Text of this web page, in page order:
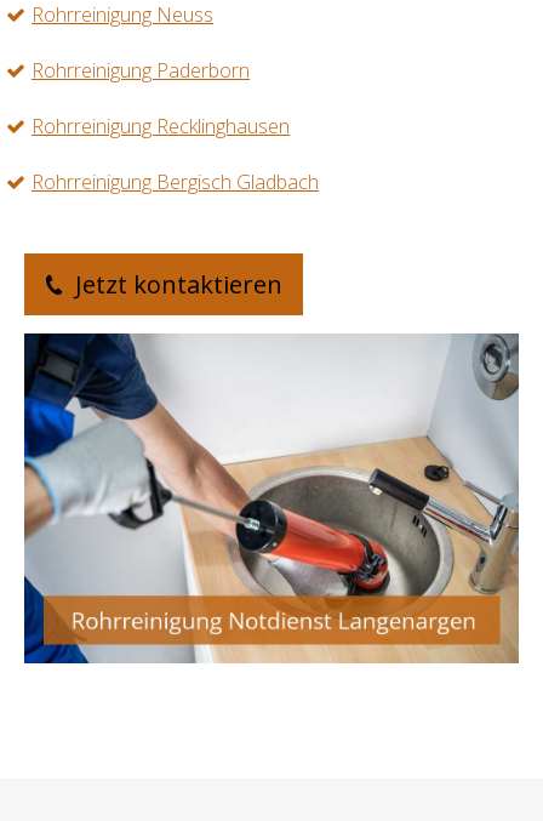
Rohrreinigung Neuss
Rohrreinigung Paderborn
Rohrreinigung Recklinghausen
Rohrreinigung Bergisch Gladbach
Jetzt kontaktieren